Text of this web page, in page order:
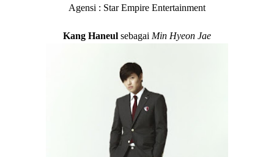
Agensi : Star Empire Entertainment
Kang Haneul sebagai Min Hyeon Jae